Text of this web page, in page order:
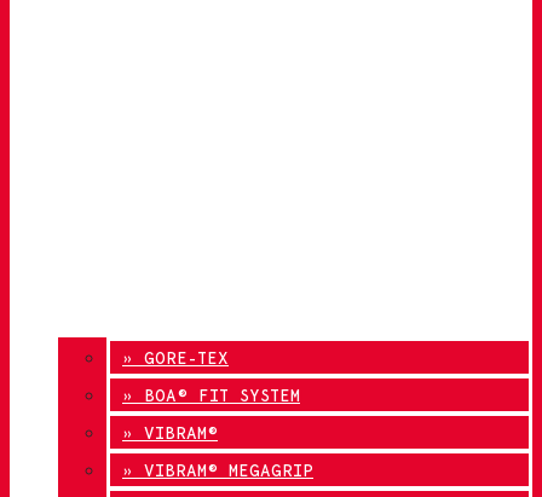
» GORE-TEX
» BOA® FIT SYSTEM
» VIBRAM®
» VIBRAM® MEGAGRIP